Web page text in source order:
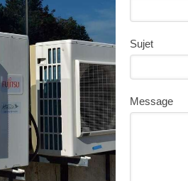
Sujet
Message